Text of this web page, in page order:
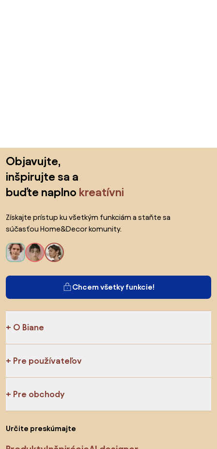
Objavujte,
inšpirujte sa a
buďte naplno kreatívni
Získajte prístup ku všetkým funkciám a staňte sa
súčasťou Home&Decor komunity.
Chcem všetky funkcie!
O Biane
Pre používateľov
Pre obchody
Určite preskúmajte